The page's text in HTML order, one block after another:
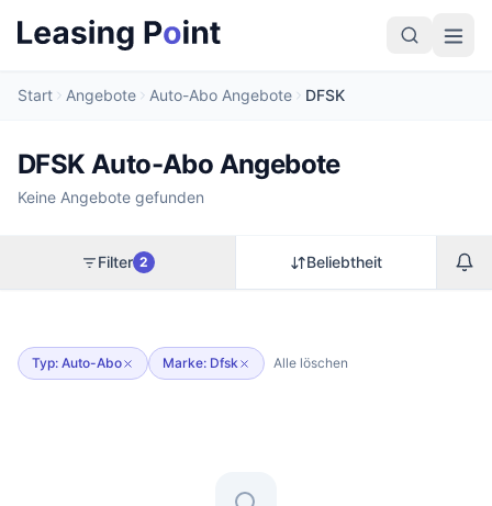
Start Angebote Auto-Abo Angebote DFSK
DFSK Auto-Abo Angebote
Keine Angebote gefunden
Filter 2 Beliebtheit
Typ: Auto-Abo Marke: Dfsk Alle löschen